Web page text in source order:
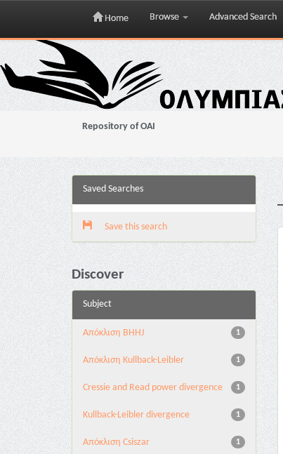
Skip
navigation
Home Browse Advanced Search
Repository of OAI
Saved Searches
Save this search
Discover
Subject
1
Aπόκλιση BHHJ
1
Aπόκλιση Kullback-Leibler
1
Cressie and Read power divergence
1
Kullback-Leibler divergence
1
Απόκλιση Csiszar